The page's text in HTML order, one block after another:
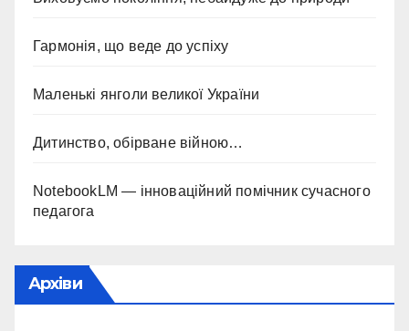
Гармонія, що веде до успіху
Маленькі янголи великої України
Дитинство, обірване війною…
NotebookLM — інноваційний помічник сучасного
педагога
Архіви